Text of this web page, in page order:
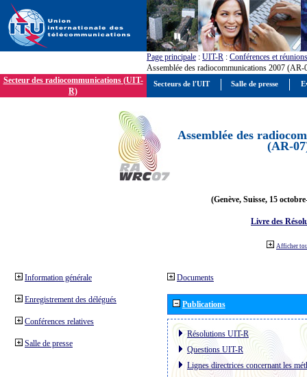
Page principale : UIT-R : Conférences et réunions
Assemblée des radiocommunications 2007 (AR-
Secteur des radiocommunications (UIT-
R)
Assemblée des
(AR-
(Genève, Suisse, 15
Livre des
Afficher
Information générale
Enregistrement des délégués
Conférences relatives
Salle de presse
Documents
Publications
Résolutions UIT-R
Questions UIT-R
Lignes directrices concernant les
Secteurs de l'UIT Salle de presse